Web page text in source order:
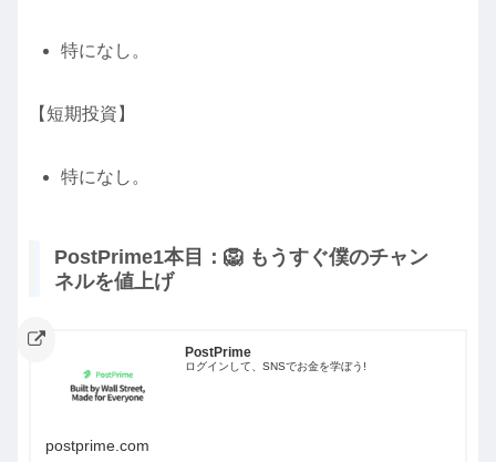
特になし。
【短期投資】
特になし。
PostPrime1本目：🦁 もうすぐ僕のチャン
ネルを値上げ
PostPrime
ログインして、SNSでお金を学ぼう!
postprime.com